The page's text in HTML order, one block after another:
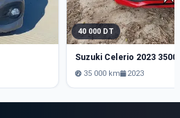
40 000 DT
Suzuki Celerio 2023
35 000 km 2023